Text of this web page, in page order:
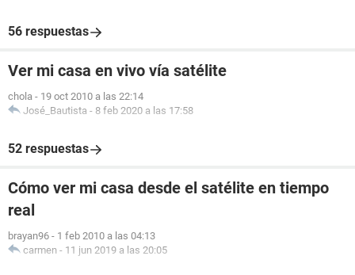
56 respuestas
Ver mi casa en vivo vía satélite
chola - 19 oct 2010 a las 22:14
José_Bautista - 8 feb 2020 a las 17:58
52 respuestas
Cómo ver mi casa desde el satélite en tiempo
real
brayan96 - 1 feb 2010 a las 04:13
carmen - 11 jun 2019 a las 20:05